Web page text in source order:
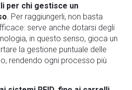
per chi gestisce un
. Per raggiungerli, non basta
serve anche dotarsi degli
in questo senso, gioca un
la gestione puntuale delle
rendendo ogni processo più